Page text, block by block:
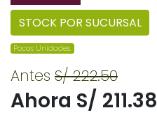
STOCK POR SUCURSAL
Pocas Unidades.
Antes S/ 222.50
Ahora S/ 211.38